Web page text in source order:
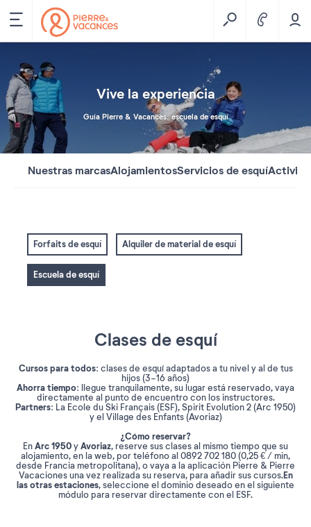
Vive la experiencia
Guía Pierre & Vacances: escuela de esquí
Nuestras marcasAlojamientosServicios de esquí
Forfaits de esquí Alquiler de material de esquí
Escuela de esquí
Clases de esquí
Cursos para todos: clases de esquí adaptados a tu nivel y al de tus
hijos (3-16 años)
Ahorra tiempo: llegue tranquilamente, su lugar está reservado, vaya
directamente al punto de encuentro con los instructores.
Partners: La Ecole du Ski Français (ESF), Spirit Evolution 2 (Arc 1950)
y el Village des Enfants (Avoriaz)
¿Cómo reservar?
EnArc 1950yAvoriaz, reserve sus clases al mismo tiempo que su
alojamiento, en la web, por teléfono al 0892 702 180 (0,25 € / min,
desde Francia metropolitana), o vaya a la aplicación Pierre & Pierre
Vacaciones una vez realizada su reserva, para añadir sus cursos.En
las otras estaciones, seleccione el dominio deseado en el siguiente
módulo para reservar directamente con el ESF.